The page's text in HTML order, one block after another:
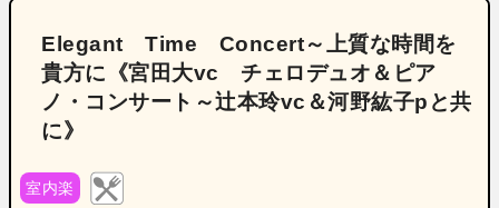
Elegant Time Concert～上質な時間を
貴方に《宮田大vc チェロデュオ＆ピア
ノ・コンサート～辻本玲vc＆河野紘子pと共
に》
室内楽